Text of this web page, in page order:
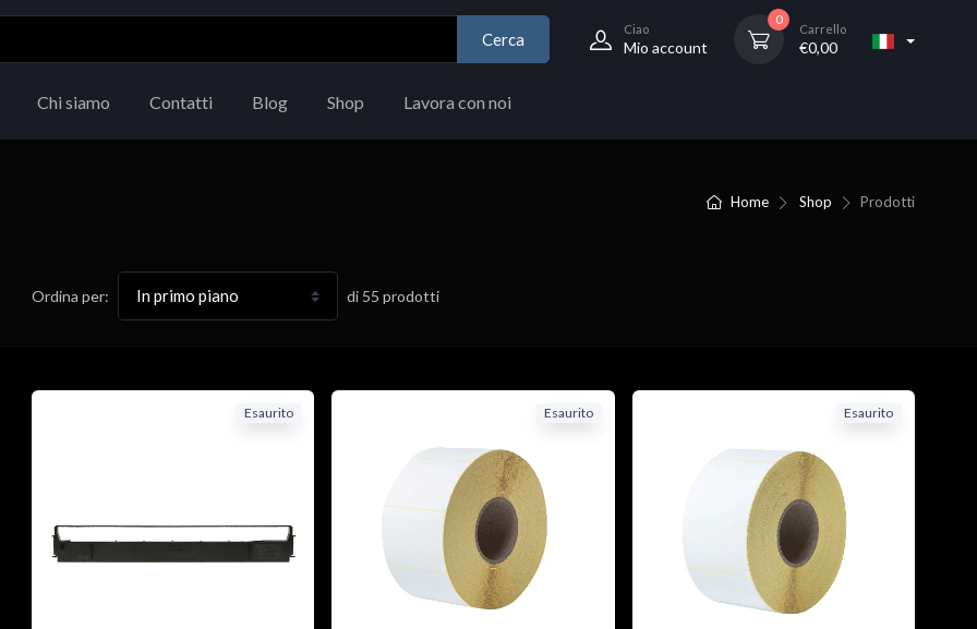
Cerca
Ciao
Mio account
0
Carrello
€0,00
Chi siamo Contatti Blog Shop Lavora con noi
Home Shop Prodotti
Ordina per: di 55 prodotti
Esaurito Esaurito Esaurito